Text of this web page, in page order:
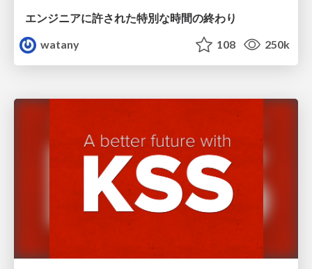
エンジニアに許された特別な時間の終わり
watany
108 250k